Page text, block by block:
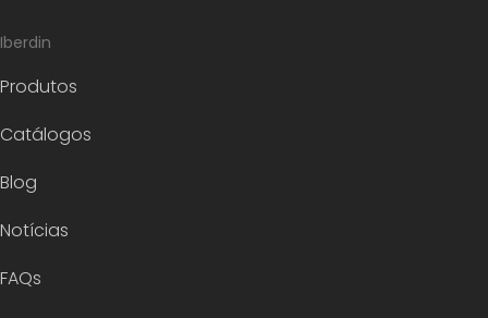
Iberdin
Produtos
Catálogos
Blog
Notícias
FAQs